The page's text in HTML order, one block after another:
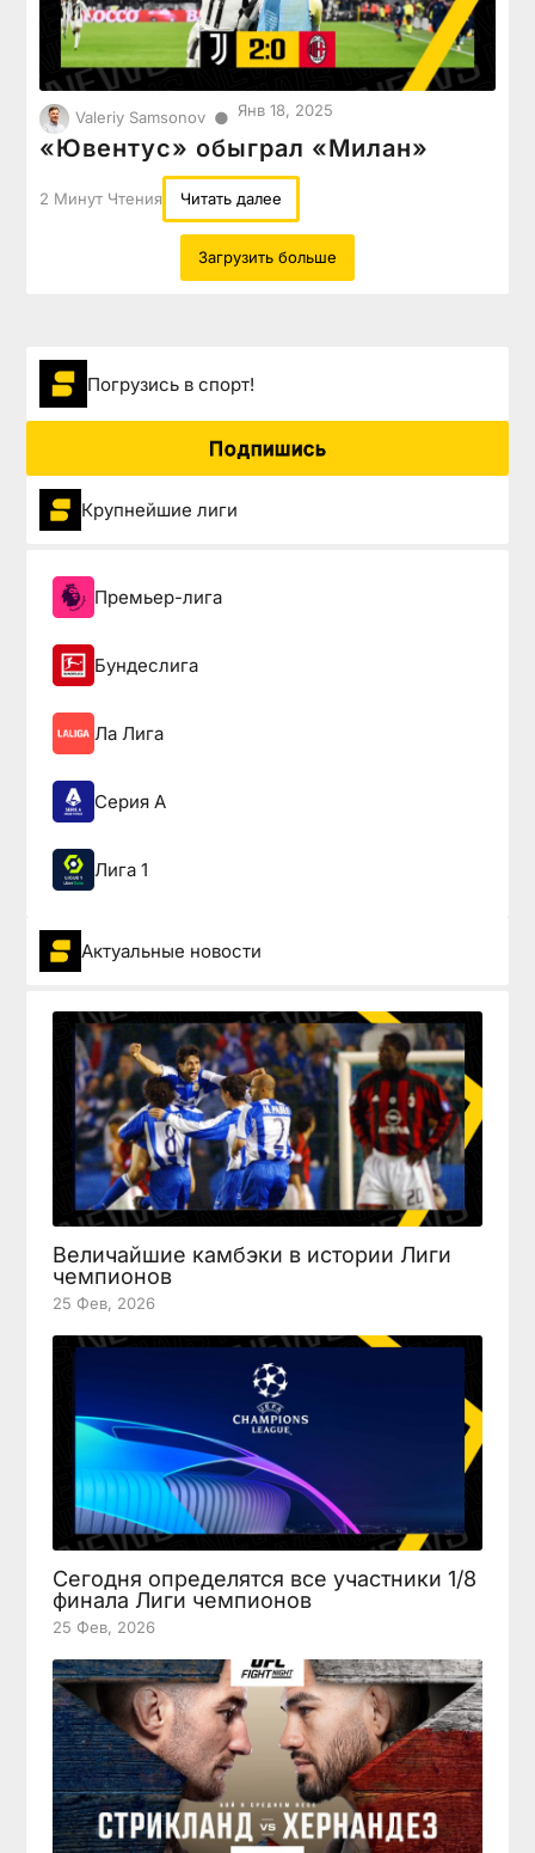
Valeriy Samsonov ● Янв 18, 2025
«Ювентус» обыграл «Милан»
2 Минут Чтения Читать далее
Загрузить больше
Погрузиcь в спорт!
Подпишись
Крупнейшие лиги
Премьер-лига
Бундеслига
Ла Лига
Серия А
Лига 1
Актуальные новости
Величайшие камбэки в истории Лиги
чемпионов
25 Фев, 2026
Сегодня определятся все участники 1/8
финала Лиги чемпионов
25 Фев, 2026